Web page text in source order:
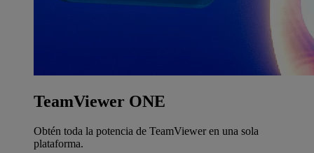
TeamViewer ONE
Obtén toda la potencia de TeamViewer en una sola
plataforma.